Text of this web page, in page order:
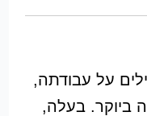
על עבודתה,
ביוקר. בעלה,